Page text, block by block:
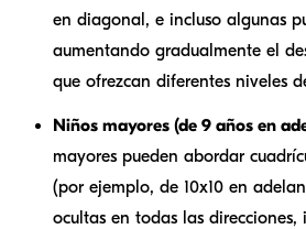
en diagonal, e incluso algunas
aumentando gradualmente el
que ofrezcan diferentes niveles
Niños mayores (de 9 años en
mayores pueden abordar
(por ejemplo, de 10x10 en
ocultas en todas las direcciones,